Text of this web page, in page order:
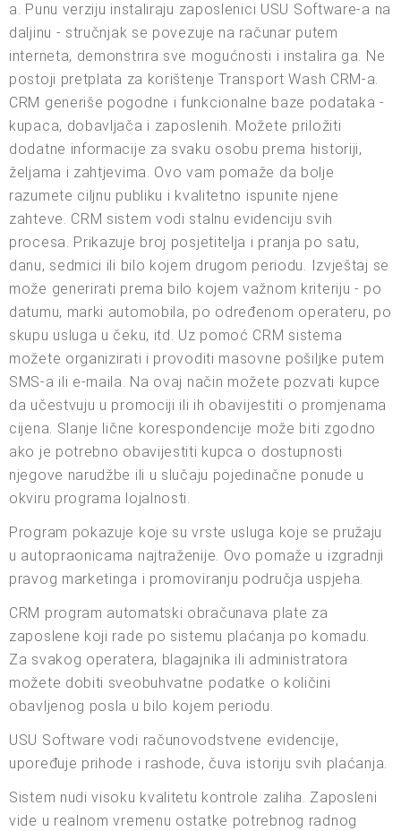
a. Punu verziju instaliraju zaposlenici USU Software-a na
daljinu - stručnjak se povezuje na računar putem
interneta, demonstrira sve mogućnosti i instalira ga. Ne
postoji pretplata za korištenje Transport Wash CRM-a.
CRM generiše pogodne i funkcionalne baze podataka -
kupaca, dobavljača i zaposlenih. Možete priložiti
dodatne informacije za svaku osobu prema historiji,
željama i zahtjevima. Ovo vam pomaže da bolje
razumete ciljnu publiku i kvalitetno ispunite njene
zahteve. CRM sistem vodi stalnu evidenciju svih
procesa. Prikazuje broj posjetitelja i pranja po satu,
danu, sedmici ili bilo kojem drugom periodu. Izvještaj se
može generirati prema bilo kojem važnom kriteriju - po
datumu, marki automobila, po određenom operateru, po
skupu usluga u čeku, itd. Uz pomoć CRM sistema
možete organizirati i provoditi masovne pošiljke putem
SMS-a ili e-maila. Na ovaj način možete pozvati kupce
da učestvuju u promociji ili ih obavijestiti o promjenama
cijena. Slanje lične korespondencije može biti zgodno
ako je potrebno obavijestiti kupca o dostupnosti
njegove narudžbe ili u slučaju pojedinačne ponude u
okviru programa lojalnosti.
Program pokazuje koje su vrste usluga koje se pružaju
u autopraonicama najtraženije. Ovo pomaže u izgradnji
pravog marketinga i promoviranju područja uspjeha.
CRM program automatski obračunava plate za
zaposlene koji rade po sistemu plaćanja po komadu.
Za svakog operatera, blagajnika ili administratora
možete dobiti sveobuhvatne podatke o količini
obavljenog posla u bilo kojem periodu.
USU Software vodi računovodstvene evidencije,
upoređuje prihode i rashode, čuva istoriju svih plaćanja.
Sistem nudi visoku kvalitetu kontrole zaliha. Zaposleni
vide u realnom vremenu ostatke potrebnog radnog